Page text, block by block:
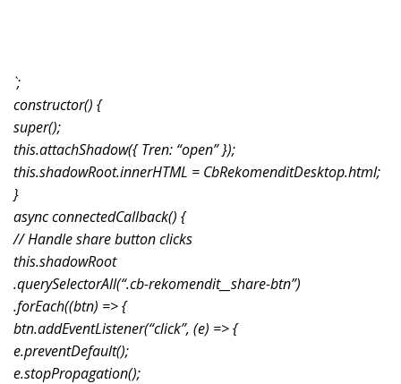
`;
constructor() {
super();
this.attachShadow({ Tren: “open” });
this.shadowRoot.innerHTML = CbRekomenditDesktop.html;
}
async connectedCallback() {
// Handle share button clicks
this.shadowRoot
.querySelectorAll(“.cb-rekomendit__share-btn”)
.forEach((btn) => {
btn.addEventListener(“click”, (e) => {
e.preventDefault();
e.stopPropagation();